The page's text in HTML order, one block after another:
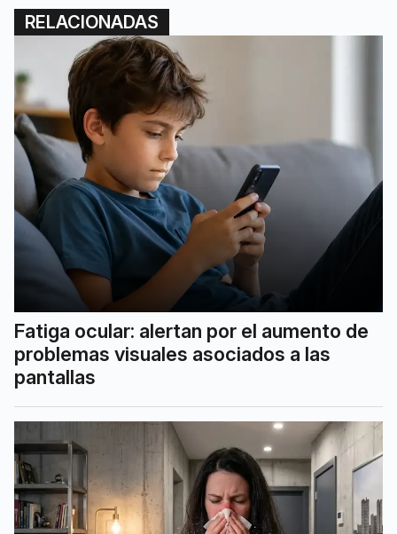
RELACIONADAS
Fatiga ocular: alertan por el aumento de
problemas visuales asociados a las
pantallas